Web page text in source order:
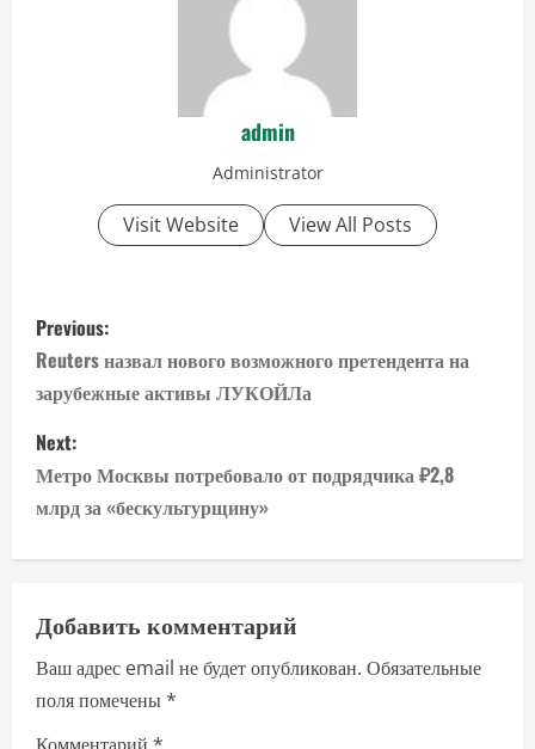
admin
Administrator
Visit Website View All Posts
P
o
s
t
n
a
v
i
g
Previous:
Reuters назвал нового возможного претендента на
зарубежные активы ЛУКОЙЛа
Next:
Метро Москвы потребовало от подрядчика ₽2,8
млрд за «бескультурщину»
Добавить комментарий
Ваш адрес email не будет опубликован. Обязательные
поля помечены*